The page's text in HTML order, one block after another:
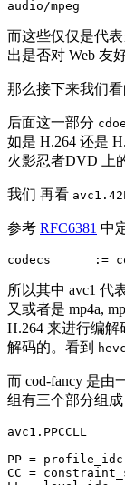
而这些仅仅是代
出是否对 Web 友好
那么接下来我们看
后面这一部分
如是 H.264 还是
火影忍者DVD 上
我们 再看
参考 RFC6381 中
所以其中 avc1 代
又或者是 mp4a,
H.264 来进行编解
解码的。看到
hevc
而 cod-fancy 是由
组有三个部分组成
avc1.PPCCLL
PP = profile_idc
CC =